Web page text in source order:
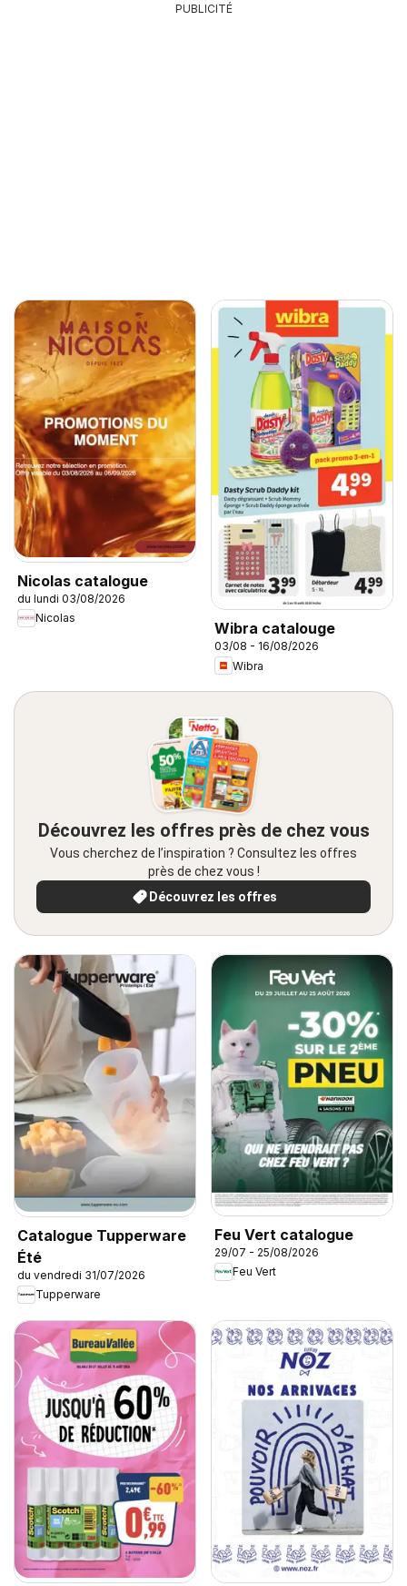
PUBLICITÉ
Nicolas catalogue
du lundi 03/08/2026
Nicolas
Wibra catalouge
03/08 - 16/08/2026
Wibra
Découvrez les offres près de chez vous
Vous cherchez de l’inspiration ? Consultez les offres
près de chez vous !
Découvrez les offres
Catalogue Tupperware
Été
du vendredi 31/07/2026
Tupperware
Feu Vert catalogue
29/07 - 25/08/2026
Feu Vert